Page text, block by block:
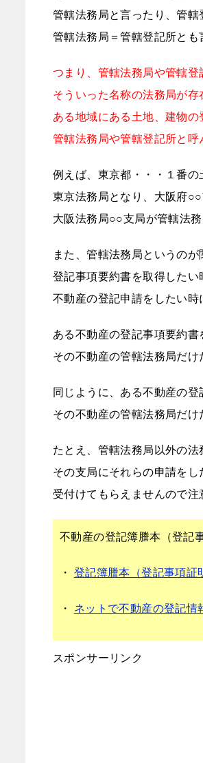
管轄法務局と言ったり、管轄
管轄法務局＝管轄登記所とも
つまり、管轄法務局や管轄登
そういった名称の法務局が存
ある地域にある土地、建物の
管轄法務局や管轄登記所と呼
例えば、東京都・・・１番の
東京法務局となり、大阪府
大阪法務局○○支局が管轄法務
また、管轄法務局というのが
登記事項要約書を取得したい
不動産の登記申請をしたい時
ある不動産の登記事項要約書
その不動産の管轄法務局だけ
同じように、ある不動産の登
その不動産の管轄法務局だけ
たとえ、管轄法務局以外の法
その支局にそれらの申請をし
受付けてもらえませんので注
不動産の登記簿謄本（登記
・ 登記簿謄本（登記事項証
・ ネットで不動産の登記情
スポンサーリンク